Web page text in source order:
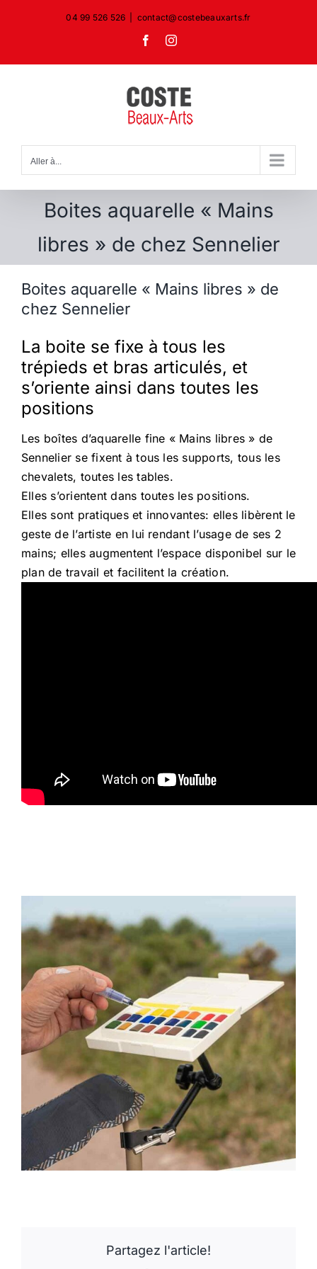
04 99 526 526 contact@costebeauxarts.fr
FacebookInstagram
Aller à...
Boites aquarelle « Mains
libres » de chez Sennelier
Boites aquarelle « Mains libres » de
chez Sennelier
La boite se fixe à tous les
trépieds et bras articulés, et
s’oriente ainsi dans toutes les
positions
Les boîtes d’aquarelle fine « Mains libres » de
Sennelier se fixent à tous les supports, tous les
chevalets, toutes les tables.
Elles s’orientent dans toutes les positions.
Elles sont pratiques et innovantes: elles libèrent le
geste de l’artiste en lui rendant l’usage de ses 2
mains; elles augmentent l’espace disponibel sur le
plan de travail et facilitent la création.
Partagez l'article!